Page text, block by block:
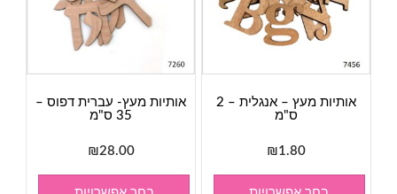
אותיות מעץ – אנגלית – 2
ס"מ
₪1.80
אותיות מעץ- עברית דפוס –
35 ס"מ
₪28.00